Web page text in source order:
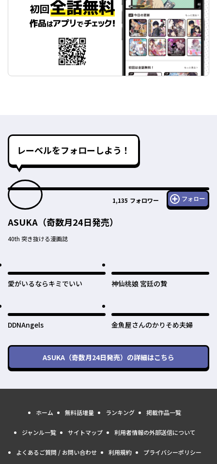
レーベルをフォローしよう！
1,135 フォロワー フォロー
ASUKA（奇数月24日発売）
40th 突き抜ける漫画誌
愛がいるならキミでいい 神仙桃娘 宮廷の贄
DDNAngels 金魚屋さんのかりそめ夫婦
ASUKA（奇数月24日発売） の詳細はこちら
ホーム 無料話増量 ランキング 掲載作品一覧
ジャンル一覧 サイトマップ 利用者情報の外部送信について
よくあるご質問 / お問い合わせ 利用規約 プライバシーポリシー